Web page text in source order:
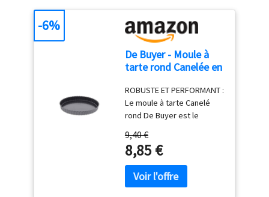
résistant que l'aluminium
classique CUISSON
PARFAITE : diffusion
homogène de chaleur
100% RECYCLE : jusqu'à 2
fois plus résistant que
l'aluminium traditionnel ;
Alliage ultra écologique
nécessitant jusqu'à 95%
d'énergie en moins pour sa
fabrication ECO-
RESPONSABLE : produit
De Buyer - Moule à
tarte rond Canelée en
Diamètre 20 cm -,
Noir
ROBUSTE ET PERFORMANT :
Le moule à tarte Canelé
rond De Buyer est le
amateurs de pâtisserie. Il
prime par son design
authentique, son bord droit
et son fond fixe. CUISSON
OPTIMALE : L'acier de ce
9,40 €
8,85 €
-6%